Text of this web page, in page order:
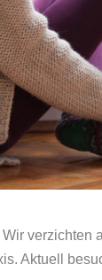
Aktuell